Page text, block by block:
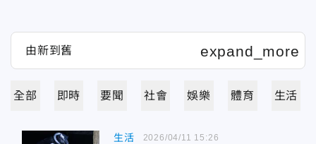
全部 即時 要聞 社會 娛樂 體育 生活
生活 2026/04/11 15:26